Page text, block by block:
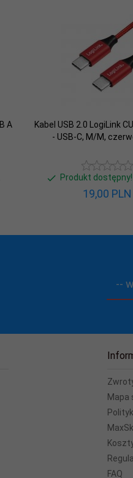
A
Kabel USB 2.0 LogiLink
- USB-C, M/M,
Produkt dostępny!
19,00 PLN
--
Mapa
FAQ